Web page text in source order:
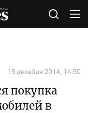
15 декабря 2014, 14:50
покупка
в